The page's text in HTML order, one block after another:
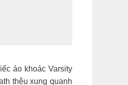
áo khoác Varsity
thêu xung quanh